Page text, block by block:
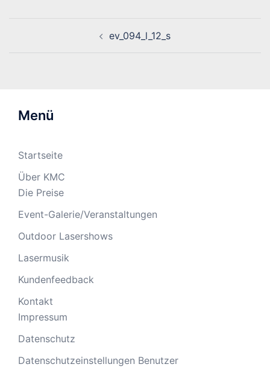
ev_094_l_12_s
Menü
Startseite
Über KMC
Die Preise
Event-Galerie/Veranstaltungen
Outdoor Lasershows
Lasermusik
Kundenfeedback
Kontakt
Impressum
Datenschutz
Datenschutzeinstellungen Benutzer